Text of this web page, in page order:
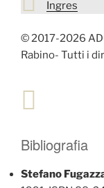
Ingres
© 2017-2026
Rabino- Tutti i
Bibliografia
Stefano